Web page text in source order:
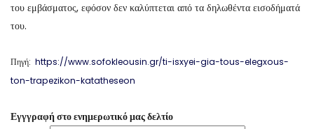
του εμβάσματος, εφόσον δεν καλύπτεται από τα δηλωθέντα εισοδήματά
του.
Πηγή: https://www.sofokleousin.gr/ti-isxyei-gia-tous-elegxous-
ton-trapezikon-katatheseon
Εγγγραφή στο ενημερωτικό μας δελτίο